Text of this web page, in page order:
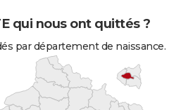
qui nous ont quittés ?
par département de naissance.